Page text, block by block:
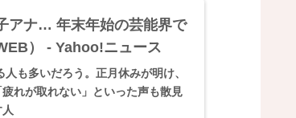
アナ… 年末年始の芸能界で
） - Yahoo!ニュース
も多いだろう。正月休みが明け、
れが取れない」といった声も散見